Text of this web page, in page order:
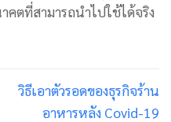
คตที่สามารถนำไปใช้ได้จริง
วิธีเอาตัวรอดของธุรกิจร้าน
อาหารหลัง Covid-19